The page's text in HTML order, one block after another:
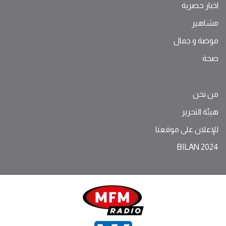
اخبار حصرية
مشاهير
موضة ‫و‬ ‫‬‫جمال‬
صحة
من نحن
هيئة التحرير
للإعلان على موقعنا
BILAN 2024